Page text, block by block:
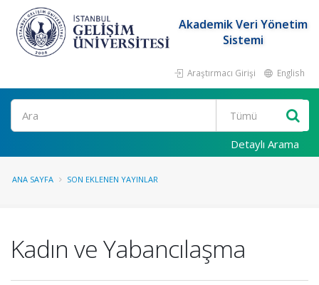
Akademik Veri Yönetim
Sistemi
Araştırmacı Girişi English
Ara
Detaylı Arama
ANA SAYFA SON EKLENEN YAYINLAR
Kadın ve Yabancılaşma